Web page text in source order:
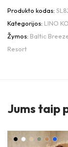
Produkto kodas:
Kategorijos: LINO
Žymos: Baltic
Resort
Jums taip